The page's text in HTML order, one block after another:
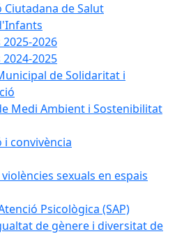
Ciutadana de Salut
2025-2026
2024-2025
de Solidaritat i
Medi Ambient i Sostenibilitat
i convivència
sexuals en espais
Psicològica (SAP)
de gènere i diversitat de